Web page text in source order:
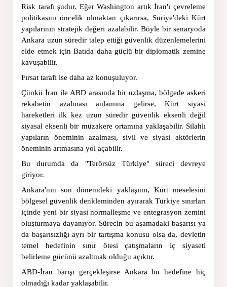
Risk tarafı şudur. Eğer Washington artık İran'ı çevreleme
politikasını öncelik olmaktan çıkarırsa, Suriye'deki Kürt
yapılarının stratejik değeri azalabilir. Böyle bir senaryoda
Ankara uzun süredir talep ettiği güvenlik düzenlemelerini
elde etmek için Batıda daha güçlü bir diplomatik zemine
kavuşabilir.
Fırsat tarafı ise daha az konuşuluyor.
Çünkü İran ile ABD arasında bir uzlaşma, bölgede askeri
rekabetin azalması anlamına gelirse, Kürt siyasi
hareketleri ilk kez uzun süredir güvenlik eksenli değil
siyasal eksenli bir müzakere ortamına yaklaşabilir. Silahlı
yapıların öneminin azalması, sivil ve siyasi aktörlerin
öneminin artmasına yol açabilir.
Bu durumda da "Terörsüz Türkiye" süreci devreye
giriyor.
Ankara'nın son dönemdeki yaklaşımı, Kürt meselesini
bölgesel güvenlik denkleminden ayırarak Türkiye sınırları
içinde yeni bir siyasi normalleşme ve entegrasyon zemini
oluşturmaya dayanıyor. Sürecin bu aşamadaki başarısı ya
da başarısızlığı ayrı bir tartışma konusu olsa da, devletin
temel hedefinin sınır ötesi çatışmaların iç siyaseti
belirleme gücünü azaltmak olduğu açıktır.
ABD-İran barışı gerçekleşirse Ankara bu hedefine hiç
olmadığı kadar yaklaşabilir.